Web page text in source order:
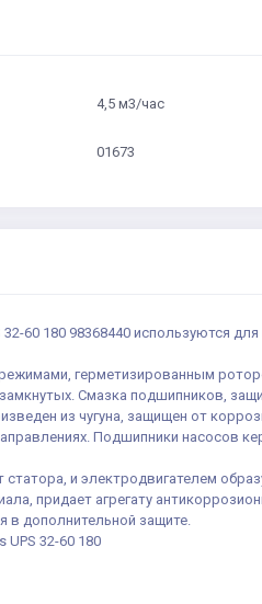
4,5 м3/час
01673
60 180 98368440 используются
герметизированным
Смазка подшипников,
из чугуна, защищен от
Подшипники насосов
и электродвигателем
придает агрегату
в дополнительной защите.
UPS 32-60 180